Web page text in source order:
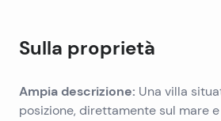
Sulla proprietà
Ampia descrizione: Una villa
posizione, direttamente sul mare